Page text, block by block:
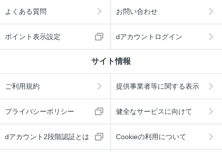
よくある質問 お問い合わせ
ポイント表示設定 dアカウントログイン
サイト情報
ご利用規約 提供事業者等に関する表示
プライバシーポリシー 健全なサービスに向けて
dアカウント2段階認証とは Cookieの利用について